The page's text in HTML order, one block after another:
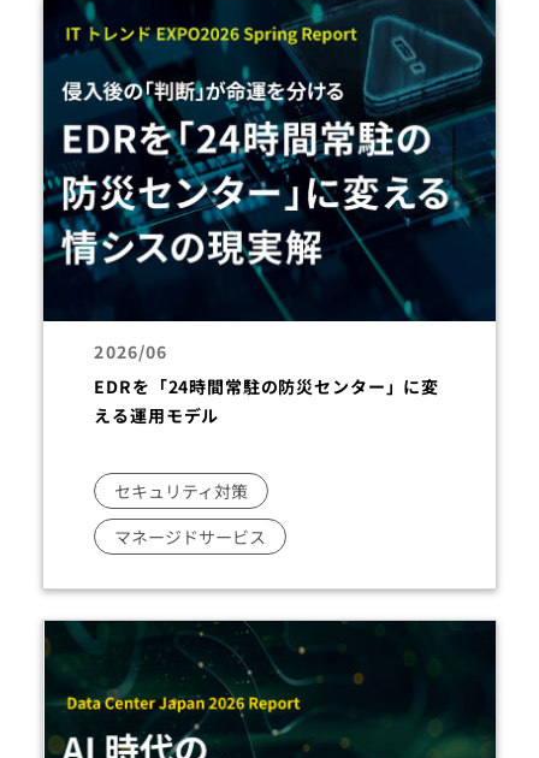
2026/06
EDRを「24時間常駐の防災センター」に変
える運用モデル
セキュリティ対策
マネージドサービス